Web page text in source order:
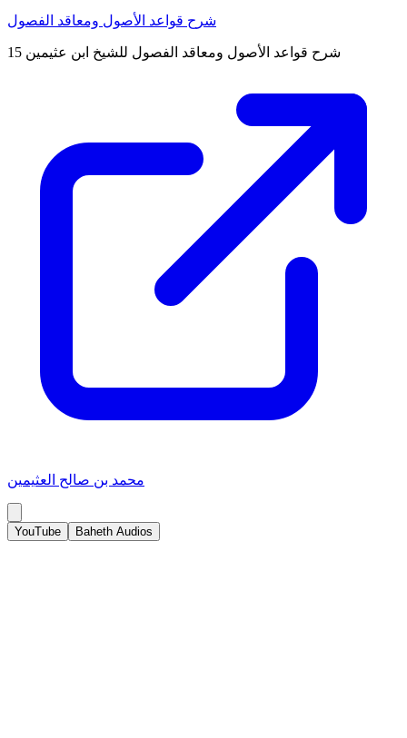
شرح قواعد الأصول ومعاقد الفصول
شرح قواعد الأصول ومعاقد الفصول للشيخ ابن عثيمين 15
محمد بن صالح العثيمين
YouTube Baheth Audios